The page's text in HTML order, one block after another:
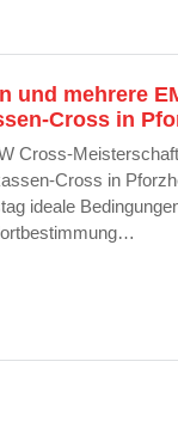
und mehrere
Cross in
Cross-
Cross in
ideale